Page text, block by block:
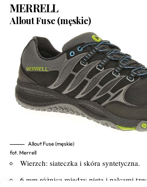
MERRELL
Allout Fuse (męskie)
Allout Fuse (męskie)
fot. Merrell
Wierzch: siateczka i skóra syntetyczna.
6 mm różnica między piętą i palcami